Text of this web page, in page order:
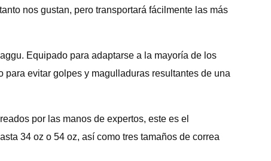
nos gustan, pero transportará fácilmente las más
Equipado para adaptarse a la mayoría de los
evitar golpes y magulladuras resultantes de una
por las manos de expertos, este es el
34 oz o 54 oz, así como tres tamaños de correa